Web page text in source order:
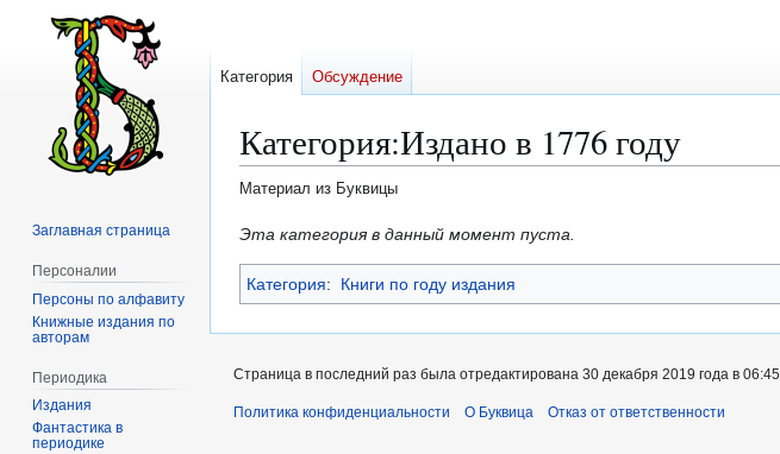
Категория:Издано в 1776 году
Материал из Буквицы
Перейти
навигации
Перейти
поиску
Эта категория в данный момент пуста.
Категория: Книги по году издания
Категория Обсуждение
Заглавная страница
Персоналии
Персоны по алфавиту
Книжные издания по
авторам
Периодика
Издания
Фантастика в
периодике
Страница в последний раз была отредактирована 30 декабря 2019 года в 06:45.
Политика конфиденциальности О Буквица Отказ от ответственности